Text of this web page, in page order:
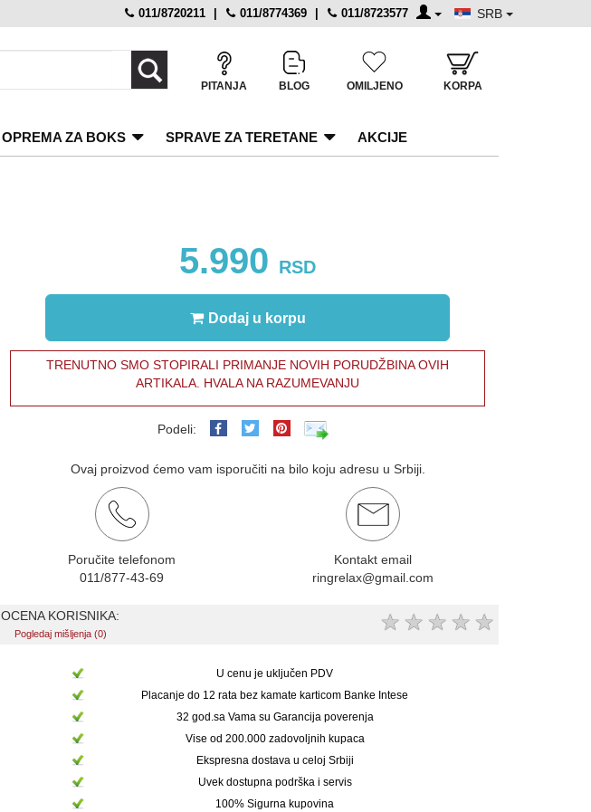
011/8720211 | 011/8774369 | 011/8723577 SRB
PITANJA BLOG OMILJENO KORPA
OPREMA ZA BOKS SPRAVE ZA TERETANE AKCIJE
5.990 RSD
Dodaj u korpu
TRENUTNO SMO STOPIRALI PRIMANJE NOVIH PORUDŽBINA OVIH
ARTIKALA. HVALA NA RAZUMEVANJU
Podeli:
Ovaj proizvod ćemo vam isporučiti na bilo koju adresu u Srbiji.
Poručite telefonom
011/877-43-69
Kontakt email
ringrelax@gmail.com
OCENA KORISNIKA:
Pogledaj mišljenja (0) ★ ★ ★ ★ ★
U cenu je uključen PDV
Placanje do 12 rata bez kamate karticom Banke Intese
32 god.sa Vama su Garancija poverenja
Vise od 200.000 zadovoljnih kupaca
Ekspresna dostava u celoj Srbiji
Uvek dostupna podrška i servis
100% Sigurna kupovina